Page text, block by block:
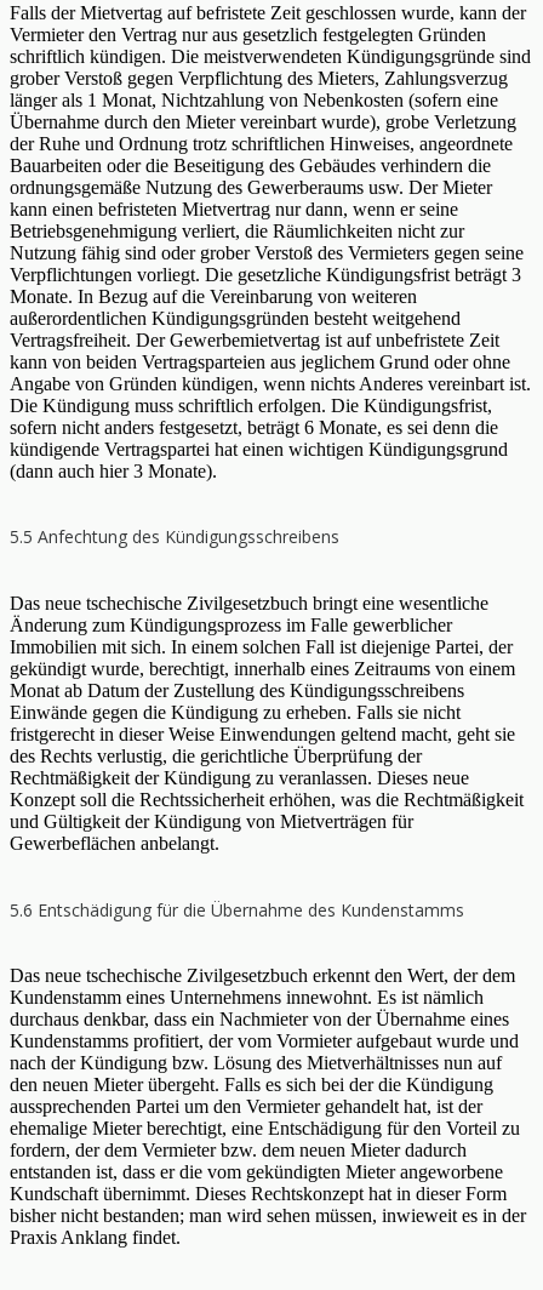
Falls der Mietvertag auf befristete Zeit geschlossen wurde, kann der
Vermieter den Vertrag nur aus gesetzlich festgelegten Gründen
schriftlich kündigen. Die meistverwendeten Kündigungsgründe sind
grober Verstoß gegen Verpflichtung des Mieters, Zahlungsverzug
länger als 1 Monat, Nichtzahlung von Nebenkosten (sofern eine
Übernahme durch den Mieter vereinbart wurde), grobe Verletzung
der Ruhe und Ordnung trotz schriftlichen Hinweises, angeordnete
Bauarbeiten oder die Beseitigung des Gebäudes verhindern die
ordnungsgemäße Nutzung des Gewerberaums usw. Der Mieter
kann einen befristeten Mietvertrag nur dann, wenn er seine
Betriebsgenehmigung verliert, die Räumlichkeiten nicht zur
Nutzung fähig sind oder grober Verstoß des Vermieters gegen seine
Verpflichtungen vorliegt. Die gesetzliche Kündigungsfrist beträgt 3
Monate. In Bezug auf die Vereinbarung von weiteren
außerordentlichen Kündigungsgründen besteht weitgehend
Vertragsfreiheit. Der Gewerbemietvertag ist auf unbefristete Zeit
kann von beiden Vertragsparteien aus jeglichem Grund oder ohne
Angabe von Gründen kündigen, wenn nichts Anderes vereinbart ist.
Die Kündigung muss schriftlich erfolgen. Die Kündigungsfrist,
sofern nicht anders festgesetzt, beträgt 6 Monate, es sei denn die
kündigende Vertragspartei hat einen wichtigen Kündigungsgrund
(dann auch hier 3 Monate).
5.5 Anfechtung des Kündigungsschreibens
Das neue tschechische Zivilgesetzbuch bringt eine wesentliche
Änderung zum Kündigungsprozess im Falle gewerblicher
Immobilien mit sich. In einem solchen Fall ist diejenige Partei, der
gekündigt wurde, berechtigt, innerhalb eines Zeitraums von einem
Monat ab Datum der Zustellung des Kündigungsschreibens
Einwände gegen die Kündigung zu erheben. Falls sie nicht
fristgerecht in dieser Weise Einwendungen geltend macht, geht sie
des Rechts verlustig, die gerichtliche Überprüfung der
Rechtmäßigkeit der Kündigung zu veranlassen. Dieses neue
Konzept soll die Rechtssicherheit erhöhen, was die Rechtmäßigkeit
und Gültigkeit der Kündigung von Mietverträgen für
Gewerbeflächen anbelangt.
5.6 Entschädigung für die Übernahme des Kundenstamms
Das neue tschechische Zivilgesetzbuch erkennt den Wert, der dem
Kundenstamm eines Unternehmens innewohnt. Es ist nämlich
durchaus denkbar, dass ein Nachmieter von der Übernahme eines
Kundenstamms profitiert, der vom Vormieter aufgebaut wurde und
nach der Kündigung bzw. Lösung des Mietverhältnisses nun auf
den neuen Mieter übergeht. Falls es sich bei der die Kündigung
aussprechenden Partei um den Vermieter gehandelt hat, ist der
ehemalige Mieter berechtigt, eine Entschädigung für den Vorteil zu
fordern, der dem Vermieter bzw. dem neuen Mieter dadurch
entstanden ist, dass er die vom gekündigten Mieter angeworbene
Kundschaft übernimmt. Dieses Rechtskonzept hat in dieser Form
bisher nicht bestanden; man wird sehen müssen, inwieweit es in der
Praxis Anklang findet.